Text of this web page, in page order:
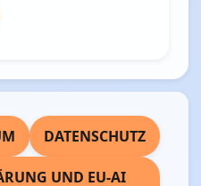
DATENSCHUTZ
UND EU-AI